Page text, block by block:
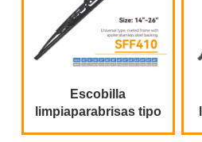
Escobilla
limpiaparabrisas tipo